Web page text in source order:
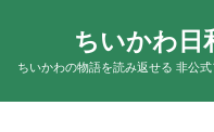
ちいかわ日
ちいかわの物語を読み返せる 非公